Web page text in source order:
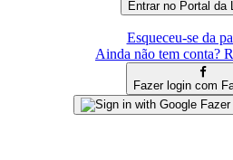
Esqueceu-se da
Ainda não tem conta?
Fazer login com